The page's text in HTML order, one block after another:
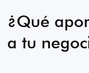
¿Qué
a tu